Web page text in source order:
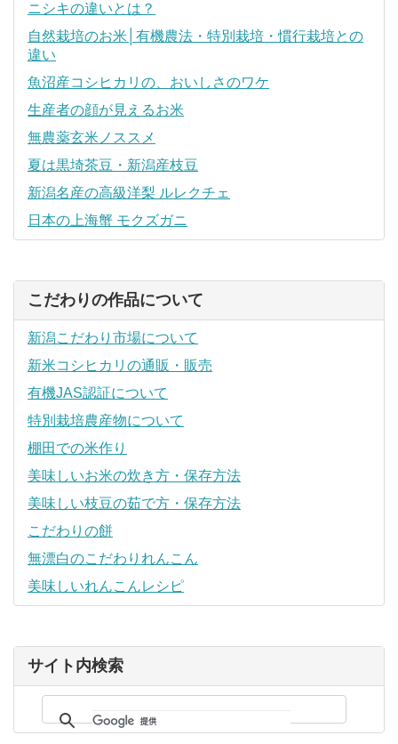
ニシキの違いとは？
自然栽培のお米│有機農法・特別栽培・慣行栽培との
違い
魚沼産コシヒカリの、おいしさのワケ
生産者の顔が見えるお米
無農薬玄米ノススメ
夏は黒埼茶豆・新潟産枝豆
新潟名産の高級洋梨 ルレクチェ
日本の上海蟹 モクズガニ
こだわりの作品について
新潟こだわり市場について
新米コシヒカリの通販・販売
有機JAS認証について
特別栽培農産物について
棚田での米作り
美味しいお米の炊き方・保存方法
美味しい枝豆の茹で方・保存方法
こだわりの餅
無漂白のこだわりれんこん
美味しいれんこんレシピ
サイト内検索